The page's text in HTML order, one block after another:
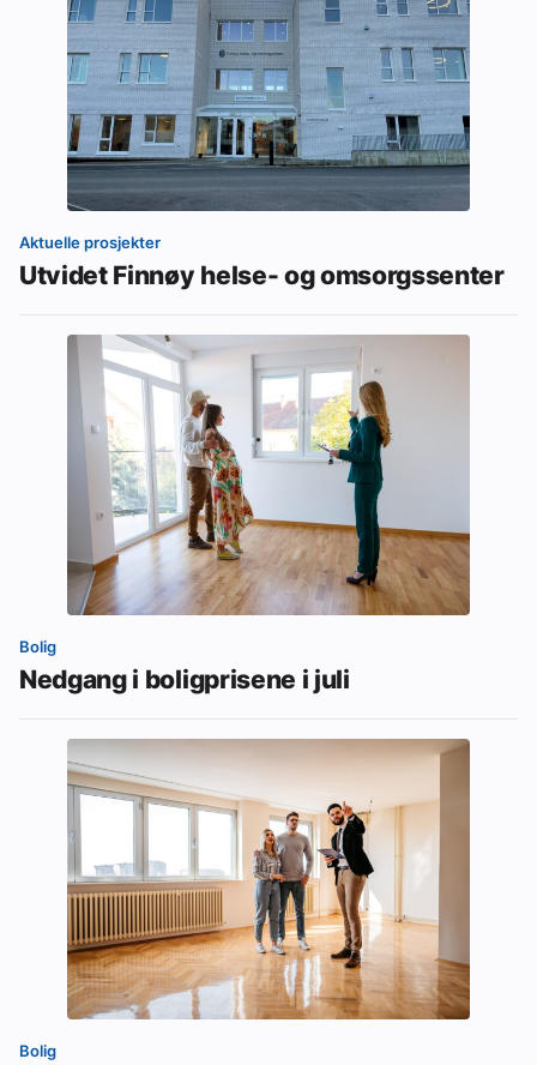
Aktuelle prosjekter
Utvidet Finnøy helse- og omsorgssenter
Bolig
Nedgang i boligprisene i juli
Bolig